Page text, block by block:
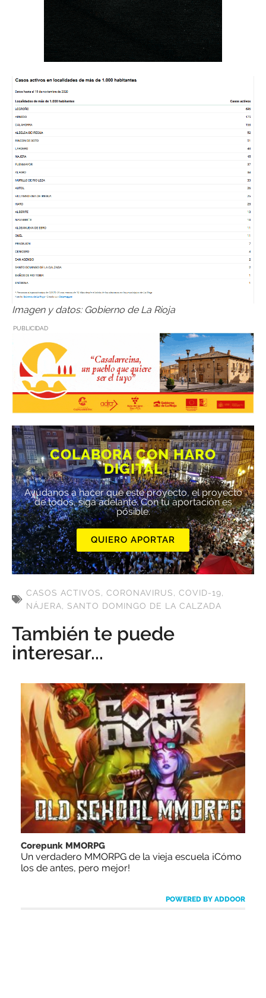
Imagen y datos: Gobierno de La Rioja
PUBLICIDAD
COLABORA CON HARO
DIGITAL
Ayúdanos a hacer que este proyecto, el proyecto
de todos, siga adelante. Con tu aportación es
posible.
QUIERO APORTAR
CASOS ACTIVOS, CORONAVIRUS, COVID-19,
NÁJERA, SANTO DOMINGO DE LA CALZADA
También te puede
interesar...
Corepunk MMORPG
Un verdadero MMORPG de la vieja escuela ¡Cómo
los de antes, pero mejor!
POWERED BY ADDOOR